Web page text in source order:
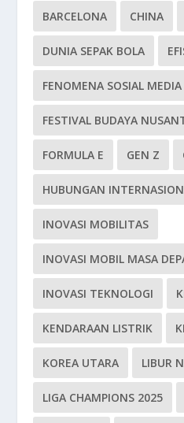
BARCELONA CHINA
DUNIA SEPAK BOLA
FENOMENA SOSIAL MEDIA
FESTIVAL BUDAYA
FORMULA E GEN Z
HUBUNGAN
INOVASI MOBILITAS
INOVASI MOBIL MASA
INOVASI TEKNOLOGI
KENDARAAN LISTRIK
KOREA UTARA LIBUR
LIGA CHAMPIONS 2025